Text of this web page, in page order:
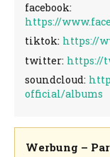
facebook:
https://
tiktok: https://
twitter: https://
soundcloud:
official/albums
Werbung –